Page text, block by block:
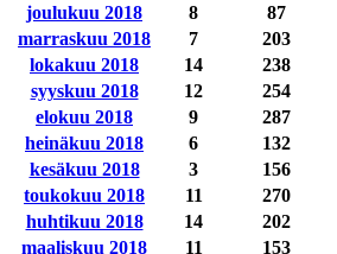
joulukuu 2018
8 87
marraskuu 2018
7 203
lokakuu 2018
14 238
syyskuu 2018
12 254
elokuu 2018
9 287
heinäkuu 2018
6 132
kesäkuu 2018
3 156
toukokuu 2018
11 270
huhtikuu 2018
14 202
maaliskuu 2018
11 153